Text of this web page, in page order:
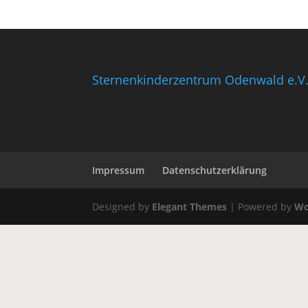
Sternenkinderzentrum Odenwald e.V.
Impressum Datenschutzerklärung
Designed by Elegant Themes | Powered by